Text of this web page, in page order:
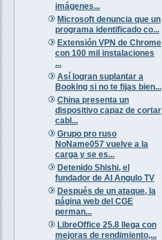
imágenes...
Microsoft denuncia que un
programa identificado co...
Extensión VPN de Chrome
con 100 mil instalaciones
...
Así logran suplantar a
Booking si no te fijas bien...
China presenta un
dispositivo capaz de cortar
cabl...
Grupo pro ruso
NoName057 vuelve a la
carga y se es...
Detenido Shishi, el
fundador de AI Angulo TV
Después de un ataque, la
página web del CGE
perman...
LibreOffice 25.8 llega con
mejoras de rendimiento,...